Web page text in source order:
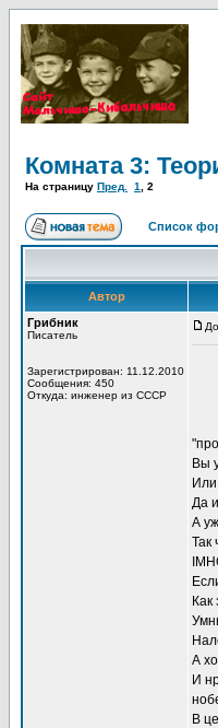
Комната 3:
На страницу Пред. 1 2
Список
Автор
Грибник
Писатель
Зарегистрирован: 11.12.2010
Сообщения: 450
Откуда: инженер из СССР
Вы
Да
А
Так
А
И
В